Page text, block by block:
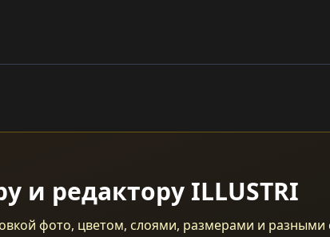
и редактору ILLUSTRI
фото, цветом, слоями, размерами и разными